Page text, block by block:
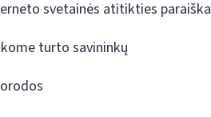
svetainės atitikties paraiška
turto savininkų